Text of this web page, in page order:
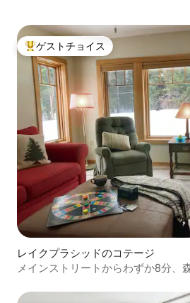
大好評のゲストチョイスです。
ゲストチョイス
レイクプラシッドのコテージ
メインストリートからわずか8分、